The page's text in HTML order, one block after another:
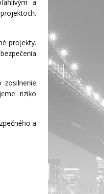
a
projekty.
zosilnenie
riziko
a